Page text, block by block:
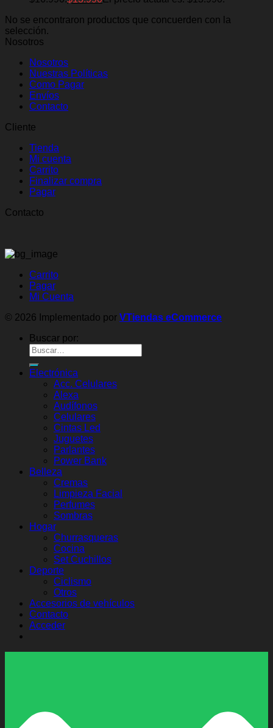
No se encontraron productos que concuerden con la
selección.
Nosotros
Nosotros
Nuestras Políticas
Como Pagar
Envíos
Contacto
Cliente
Tienda
Mi cuenta
Carrito
Finalizar compra
Pagar
Contacto
Carrito
Pagar
Mi Cuenta
© 2026 Implementado por VTiendas eCommerce
Buscar por:
Electrónica
Acc. Celulares
Alexa
Audífonos
Celulares
Cintas Led
Juguetes
Parlantes
Power Bank
Belleza
Cremas
Limpieza Facial
Perfumes
Sombras
Hogar
Churrasqueras
Cocina
Set Cuchillos
Deporte
Ciclismo
Otros
Accesorios de vehículos
Contacto
Acceder